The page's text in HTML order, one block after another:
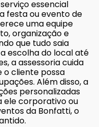
essencial
festa ou evento de
uma equipe
organização e
que tudo saia
escolha do local até
a assessoria cuida
o cliente possa
Além disso, a
personalizadas
ele corporativo ou
da Bonfatti, o